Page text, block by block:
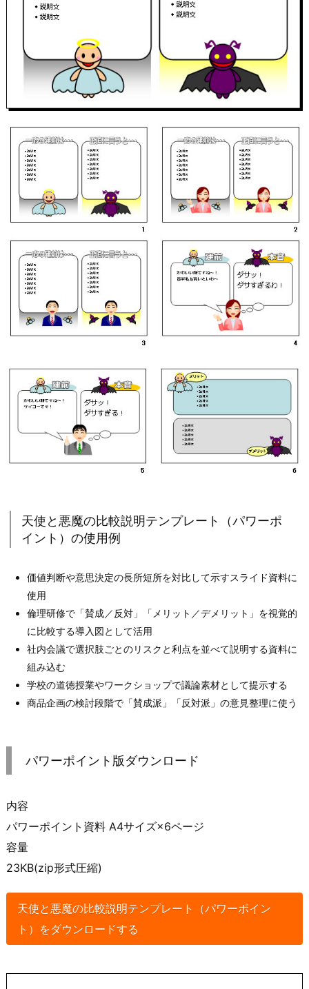
天使と悪魔の比較説明テンプレート（パワーポ
イント）の使用例
価値判断や意思決定の長所短所を対比して示すスライド資料に
使用
倫理研修で「賛成／反対」「メリット／デメリット」を視覚的
に比較する導入図として活用
社内会議で選択肢ごとのリスクと利点を並べて説明する資料に
組み込む
学校の道徳授業やワークショップで議論素材として提示する
商品企画の検討段階で「賛成派」「反対派」の意見整理に使う
パワーポイント版ダウンロード
内容
パワーポイント資料 A4サイズ×6ページ
容量
23KB(zip形式圧縮)
天使と悪魔の比較説明テンプレート（パワーポイン
ト）をダウンロードする